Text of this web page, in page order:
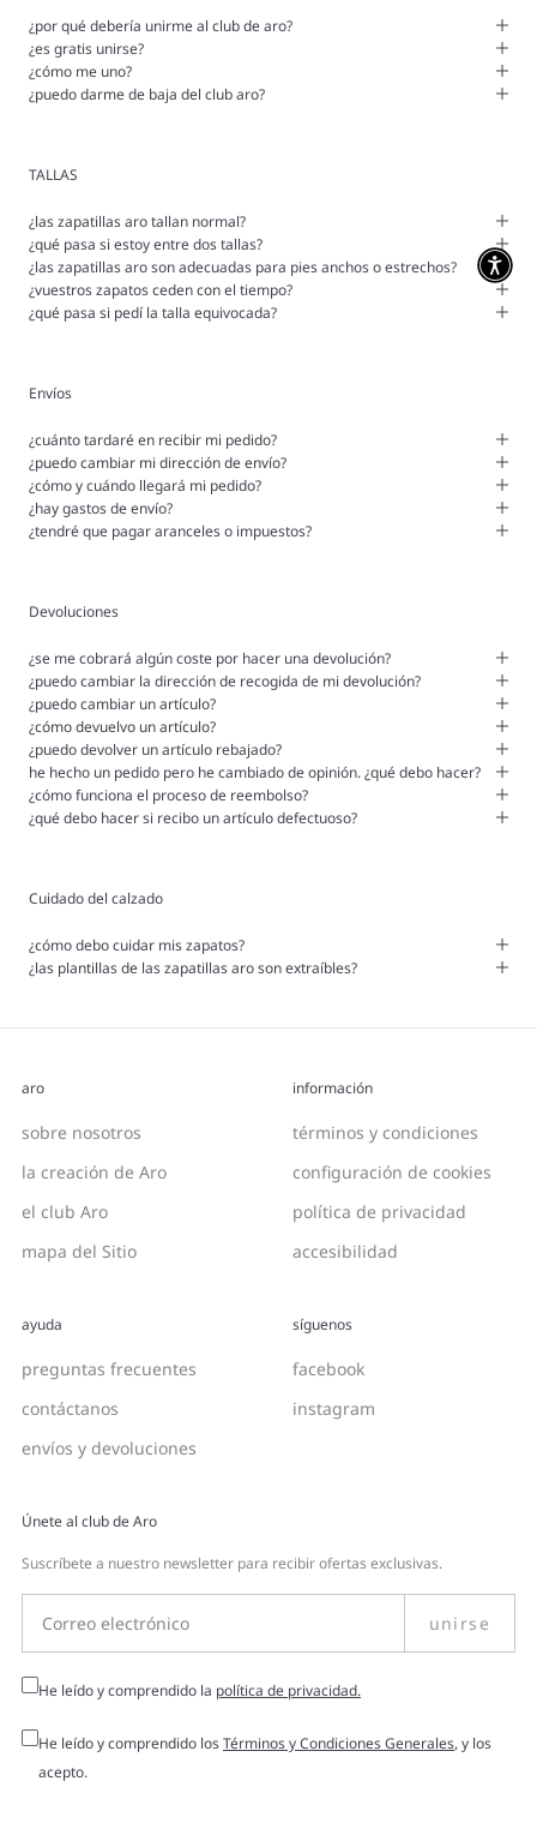
¿por qué debería unirme al club de aro?
¿es gratis unirse?
¿cómo me uno?
¿puedo darme de baja del club aro?
TALLAS
¿las zapatillas aro tallan normal?
¿qué pasa si estoy entre dos tallas?
¿las zapatillas aro son adecuadas para pies anchos o estrechos?
¿vuestros zapatos ceden con el tiempo?
¿qué pasa si pedí la talla equivocada?
Envíos
¿cuánto tardaré en recibir mi pedido?
¿puedo cambiar mi dirección de envío?
¿cómo y cuándo llegará mi pedido?
¿hay gastos de envío?
¿tendré que pagar aranceles o impuestos?
Devoluciones
¿se me cobrará algún coste por hacer una devolución?
¿puedo cambiar la dirección de recogida de mi devolución?
¿puedo cambiar un artículo?
¿cómo devuelvo un artículo?
¿puedo devolver un artículo rebajado?
he hecho un pedido pero he cambiado de opinión. ¿qué debo hacer?
¿cómo funciona el proceso de reembolso?
¿qué debo hacer si recibo un artículo defectuoso?
Cuidado del calzado
¿cómo debo cuidar mis zapatos?
¿las plantillas de las zapatillas aro son extraíbles?
aro
sobre nosotros
la creación de Aro
el club Aro
mapa del Sitio
información
términos y condiciones
configuración de cookies
política de privacidad
accesibilidad
ayuda
preguntas frecuentes
contáctanos
envíos y devoluciones
síguenos
facebook
instagram
Únete al club de Aro
Suscríbete a nuestro newsletter para recibir ofertas exclusivas.
unirse
He leído y comprendido la política de privacidad.
He leído y comprendido losTérminos y Condiciones Generales, y los
acepto.